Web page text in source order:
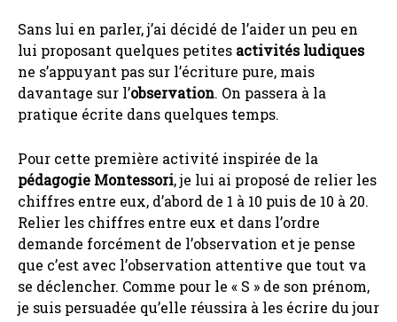
Sans lui en parler, j’ai décidé de l’aider un peu en
lui proposant quelques petites activités ludiques
ne s’appuyant pas sur l’écriture pure, mais
davantage sur l’observation. On passera à la
pratique écrite dans quelques temps.
Pour cette première activité inspirée de la
pédagogie Montessori, je lui ai proposé de relier les
chiffres entre eux, d’abord de 1 à 10 puis de 10 à 20.
Relier les chiffres entre eux et dans l’ordre
demande forcément de l’observation et je pense
que c’est avec l’observation attentive que tout va
se déclencher. Comme pour le « S » de son prénom,
je suis persuadée qu’elle réussira à les écrire du jour